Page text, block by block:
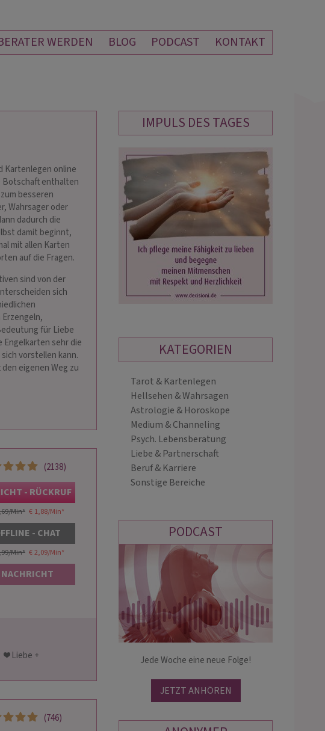
WERDEN BLOG PODCAST KONTAKT
dass
wird
MEDIUM AURELIA
Tolle Beratung und sehr professionell !
Danke dir von Herzen 💞 für jedes
Gespräch und die tollen Liebesflammen.
SUNSHINE
PIN: 115
Erneut ganz lieben Dank für die
vertrauensvolle und stimmige
🫶
SEELENCOACH
Folge deinem Herzen und finde dich
selbst wieder. Mit viel Empathie,
Lebenserfahrung und meinen Karten
begleite ich dich auf deinem Weg.
Einfühlsames Medium mit
Beratungserfahrung. Ob in Liebe,
oder Familie – mit offenem Herzen
ich dir unterstützend zur Seite!
Gerne helfe ich dir bei deinen Sorgen.❤️
dem Herzen hast.
PIN: 338
☆ Liebevolle Lebensberatung mit
Pendeln sind meine Berufung und ich
Fragen geben.☆
Kartenlegen online
Botschaft enthalten
besseren
Wahrsager oder
dadurch die
damit beginnt,
mit allen Karten
auf die Fragen.
sind von der
sich
für Liebe
Engelkarten sehr die
vorstellen kann.
eigenen Weg zu
(2138)
- RÜCKRUF
Min* € 1,88/Min*
- CHAT
Min* € 2,09/Min*
NACHRICHT
(746)
IMPULS DES TAGES
KATEGORIEN
Tarot & Kartenlegen
Hellsehen & Wahrsagen
Astrologie & Horoskope
Medium & Channeling
Psych. Lebensberatung
Liebe & Partnerschaft
Beruf & Karriere
Sonstige Bereiche
PODCAST
Jede Woche eine neue Folge!
JETZT ANHÖREN